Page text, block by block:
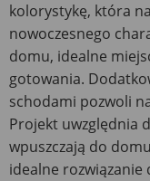
kolorystykę, która
nowoczesnego
domu, idealne
gotowania.
schodami pozwoli
Projekt uwzględnia
wpuszczają do
idealne rozwiązanie